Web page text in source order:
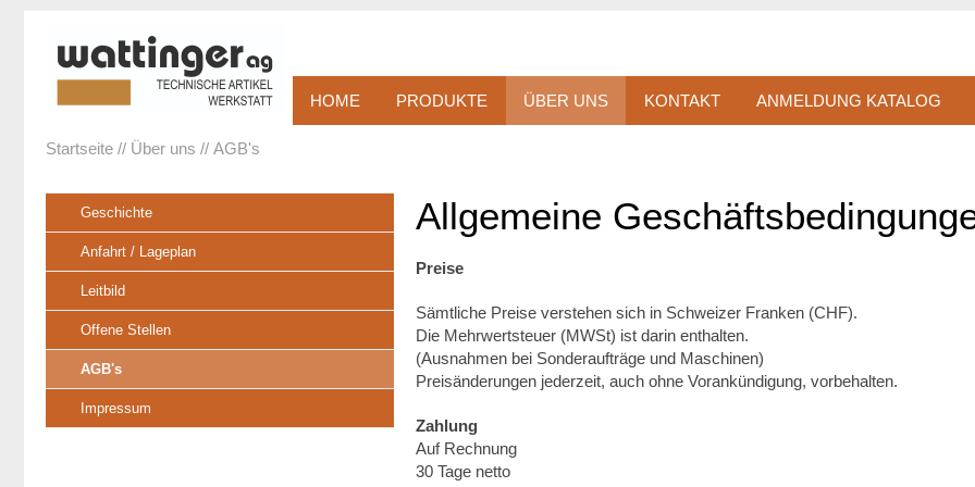
HOME PRODUKTE ÜBER UNS KONTAKT ANMELDUNG KATALOG
Startseite Über uns AGB's
Geschichte
Anfahrt / Lageplan
Leitbild
Offene Stellen
AGB's
Impressum
Allgemeine
Preise
Sämtliche Preise verstehen sich in Schweizer Franken (CHF).
Die Mehrwertsteuer (MWSt) ist darin enthalten.
(Ausnahmen bei Sonderaufträge und Maschinen)
Preisänderungen jederzeit, auch ohne Vorankündigung, vorbehalten.
Zahlung
Auf Rechnung
30 Tage netto